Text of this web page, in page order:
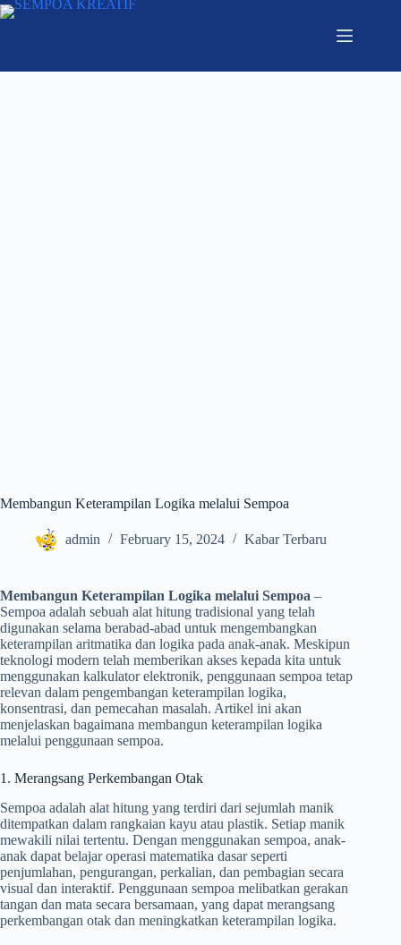
Membangun Keterampilan Logika melalui Sempoa
admin February 15, 2024 Kabar Terbaru
Membangun Keterampilan Logika melalui Sempoa –
Sempoa adalah sebuah alat hitung tradisional yang telah
digunakan selama berabad-abad untuk mengembangkan
keterampilan aritmatika dan logika pada anak-anak. Meskipun
teknologi modern telah memberikan akses kepada kita untuk
menggunakan kalkulator elektronik, penggunaan sempoa tetap
relevan dalam pengembangan keterampilan logika,
konsentrasi, dan pemecahan masalah. Artikel ini akan
menjelaskan bagaimana membangun keterampilan logika
melalui penggunaan sempoa.
1. Merangsang Perkembangan Otak
Sempoa adalah alat hitung yang terdiri dari sejumlah manik
ditempatkan dalam rangkaian kayu atau plastik. Setiap manik
mewakili nilai tertentu. Dengan menggunakan sempoa, anak-
anak dapat belajar operasi matematika dasar seperti
penjumlahan, pengurangan, perkalian, dan pembagian secara
visual dan interaktif. Penggunaan sempoa melibatkan gerakan
tangan dan mata secara bersamaan, yang dapat merangsang
perkembangan otak dan meningkatkan keterampilan logika.